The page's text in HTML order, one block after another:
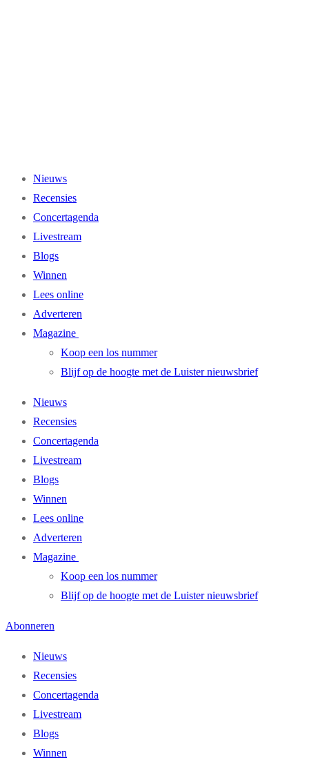
Nieuws
Recensies
Concertagenda
Livestream
Blogs
Winnen
Lees online
Adverteren
Magazine
Koop een los nummer
Blijf op de hoogte met de Luister nieuwsbrief
Nieuws
Recensies
Concertagenda
Livestream
Blogs
Winnen
Lees online
Adverteren
Magazine
Koop een los nummer
Blijf op de hoogte met de Luister nieuwsbrief
Abonneren
Nieuws
Recensies
Concertagenda
Livestream
Blogs
Winnen